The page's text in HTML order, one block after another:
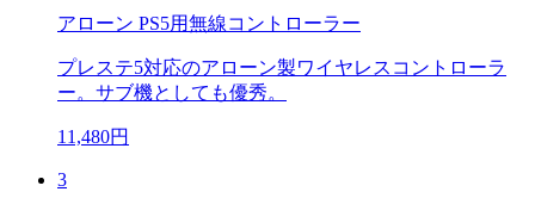
アローン PS5用無線コントローラー
プレステ5対応のアローン製ワイヤレスコントローラ
ー。サブ機としても優秀。
11,480円
3